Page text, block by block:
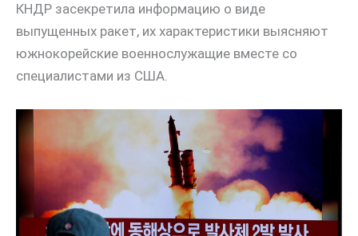
КНДР засекретила информацию о виде
выпущенных ракет, их характеристики выясняют
южнокорейские военнослужащие вместе со
специалистами из США.